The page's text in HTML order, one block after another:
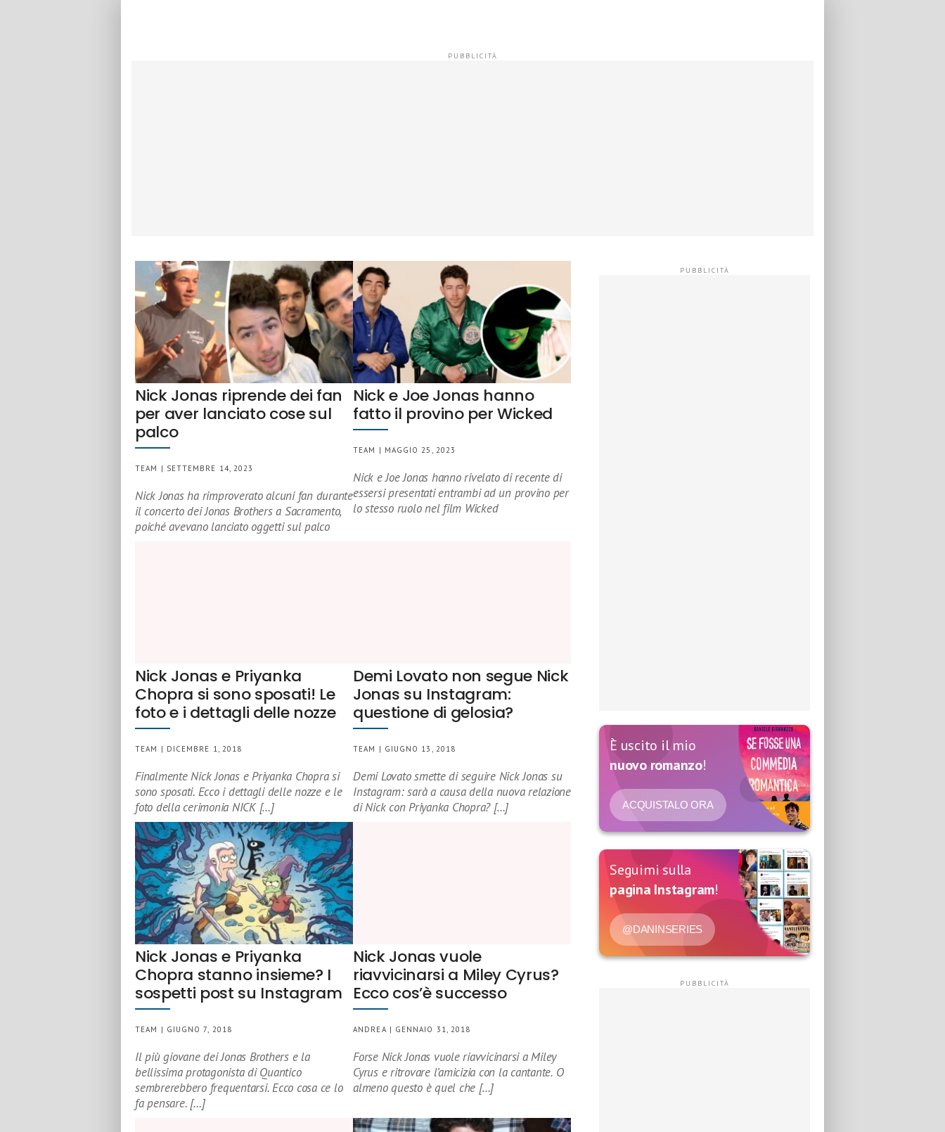
Nick Jonas riprende dei fan
per aver lanciato cose sul
palco
TEAM | SETTEMBRE 14, 2023
Nick Jonas ha rimproverato alcuni fan durante
il concerto dei Jonas Brothers a Sacramento,
poiché avevano lanciato oggetti sul palco
Nick e Joe Jonas hanno
fatto il provino per Wicked
TEAM | MAGGIO 25, 2023
Nick e Joe Jonas hanno rivelato di recente di
essersi presentati entrambi ad un provino per
lo stesso ruolo nel film Wicked
Nick Jonas e Priyanka
Chopra si sono sposati! Le
foto e i dettagli delle nozze
TEAM | DICEMBRE 1, 2018
Finalmente Nick Jonas e Priyanka Chopra si
sono sposati. Ecco i dettagli delle nozze e le
foto della cerimonia NICK […]
Demi Lovato non segue Nick
Jonas su Instagram:
questione di gelosia?
TEAM | GIUGNO 13, 2018
Demi Lovato smette di seguire Nick Jonas su
Instagram: sarà a causa della nuova relazione
di Nick con Priyanka Chopra? […]
Nick Jonas e Priyanka
Chopra stanno insieme? I
sospetti post su Instagram
TEAM | GIUGNO 7, 2018
Il più giovane dei Jonas Brothers e la
bellissima protagonista di Quantico
sembrerebbero frequentarsi. Ecco cosa ce lo
fa pensare. […]
Nick Jonas vuole
riavvicinarsi a Miley Cyrus?
Ecco cos’è successo
ANDREA | GENNAIO 31, 2018
Forse Nick Jonas vuole riavvicinarsi a Miley
Cyrus e ritrovare l’amicizia con la cantante. O
almeno questo è quel che […]
È uscito il mio
nuovo romanzo!
ACQUISTALO ORA
Seguimi sulla
pagina Instagram!
@DANINSERIES